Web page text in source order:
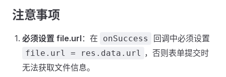
注意事项
必须设置 file.url ：在 onSuccess 回调中必须设置
file.url = res.data.url ，否则表单提交时
无法获取文件信息。